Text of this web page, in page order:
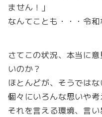
ません！」
なんてことも・・・令和
さてこの状況、本当に
いのか？
ほとんどが、そうではな
個々にいろんな思いや
それを言える環境、言